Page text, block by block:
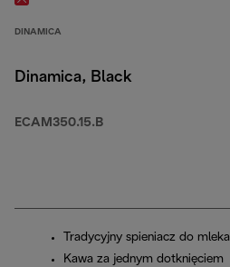
DINAMICA
Dinamica, Black
ECAM350.15.B
Tradycyjny spieniacz do mleka
Kawa za jednym dotknięciem